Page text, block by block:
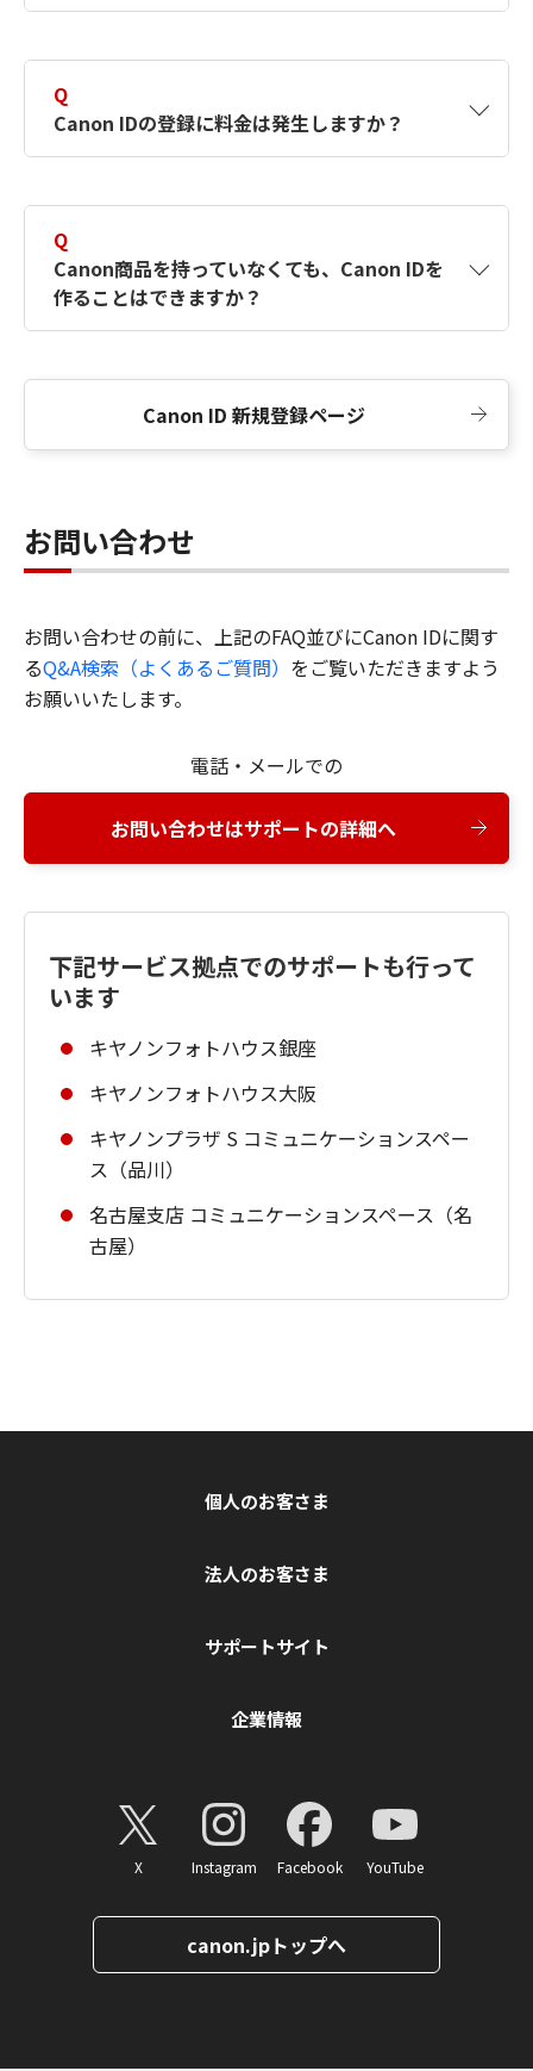
択したサービスから取得します。アカウントを
簡単に作成できるように、この情報を使用して
Canon IDの登録フォームを入力します。
Q
Canon IDの登録に料金は発生しますか？
Q
Canon商品を持っていなくても、Canon IDを
作ることはできますか？
Canon ID 新規登録ページ
お問い合わせ
お問い合わせの前に、上記のFAQ並びにCanon IDに関す
るQ&A検索（よくあるご質問） をご覧いただきますよう
お願いいたします。
電話・メールでの
お問い合わせはサポートの詳細へ
下記サービス拠点でのサポートも行って
います
キヤノンフォトハウス銀座
キヤノンフォトハウス大阪
キヤノンプラザ S コミュニケーションスペー
ス（品川）
名古屋支店 コミュニケーションスペース（名
古屋）
個人のお客さま
法人のお客さま
サポートサイト
企業情報
X Instagram Facebook YouTube
canon.jpトップへ